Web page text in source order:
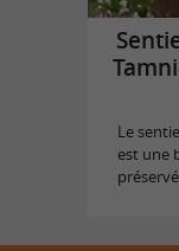
Le
est une